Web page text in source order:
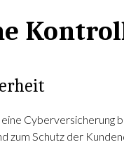
Cyberversicherung
zum Schutz der